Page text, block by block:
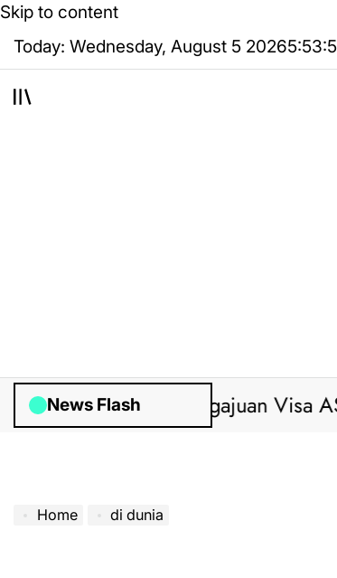
Skip to content
Today: Wednesday, August 5 20265:53:
News Flash
by Bantuan Pengajuan Visa AS
Home di dunia